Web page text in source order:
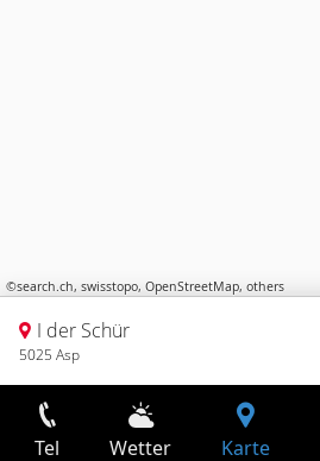
©search.ch, swisstopo, OpenStreetMap, others
I der Schür
5025 Asp
Tel Wetter Karte